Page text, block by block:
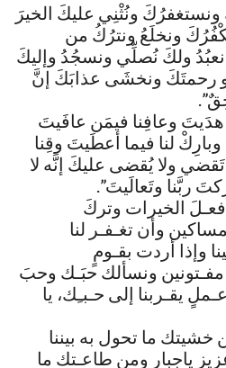
ونستغفرُكَ ونُثْنِي عليكَ الخيرَ
ونخلَعُ ونترُكُ من
نعبُدُ ولكَ نُصلِّي ونسجُدُ وإليكَ
رحمتَكَ ونخشَى عذابَكَ إنَّ
هدَيتَ وعافِنا فيمَن عافَيتَ
لنا فيما أعطَيتَ وقِنا
ولا يُقضى عليكَ إنَّه لا
ربَّنا وتَعالَيتَ”.
فعـلَ الخيرات وتركَ
وأن تغـفـر لنا
وإذا أردت بقـومٍ
مفـتونين ونسألك حبَـك وحبَ
يقـربنا إلى حـبـِك، يا
خشيتك ما تحول به بيننا
ياجبار ومن طاعـتك ما